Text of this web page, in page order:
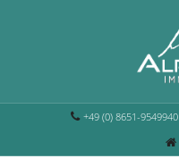
+49 (0) 8651-9549940